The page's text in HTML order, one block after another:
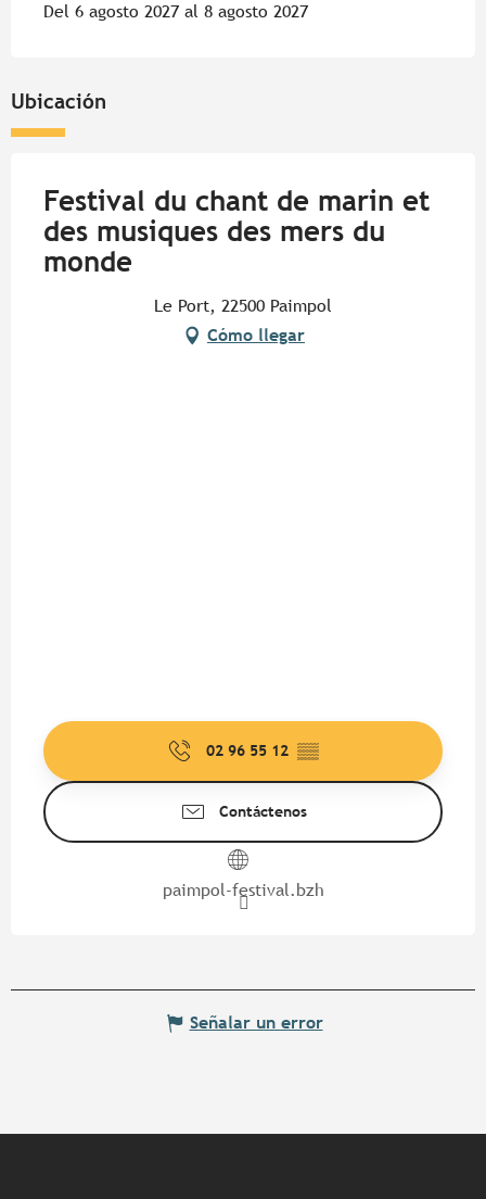
Del 6 agosto 2027 al 8 agosto 2027
Ubicación
Festival du chant de marin et
des musiques des mers du
monde
Le Port, 22500 Paimpol
Cómo llegar
02 96 55 12 ▒▒
Contáctenos
paimpol-festival.bzh
Señalar un error